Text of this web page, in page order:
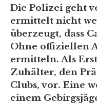
Die Polizei geht
ermittelt nicht
überzeugt, dass
Ohne offiziellen
ermitteln. Als
Zuhälter, den
Clubs, vor. Eine
einem